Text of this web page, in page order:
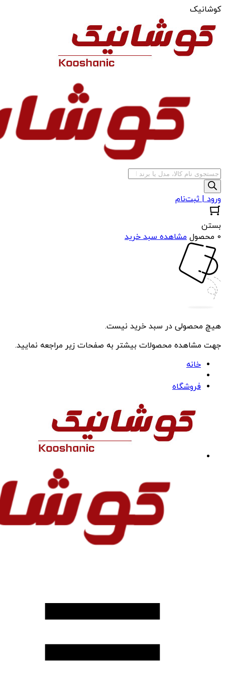
کوشانیک
جستجوی
محصولات
ورود | ثبت‌نام
بستن
0 محصول
مشاهده سبد خرید
هیچ محصولی در سبد خرید نیست.
جهت مشاهده محصولات بیشتر به صفحات زیر مراجعه نمایید.
خانه
فروشگاه